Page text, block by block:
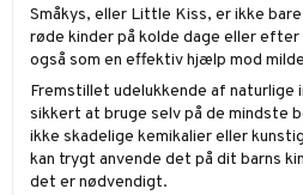
Småkys, eller Little Kiss, er ikke
røde kinder på kolde dage eller
også som en effektiv hjælp mod
Fremstillet udelukkende af naturlige
sikkert at bruge selv på de mindste
ikke skadelige kemikalier eller
kan trygt anvende det på dit barns
det er nødvendigt.